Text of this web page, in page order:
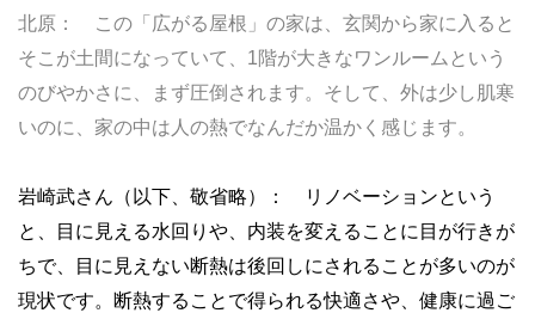
北原： この「広がる屋根」の家は、玄関から家に入ると
そこが土間になっていて、1階が大きなワンルームという
のびやかさに、まず圧倒されます。そして、外は少し肌寒
いのに、家の中は人の熱でなんだか温かく感じます。
岩崎武さん（以下、敬省略）： リノベーションという
と、目に見える水回りや、内装を変えることに目が行きが
ちで、目に見えない断熱は後回しにされることが多いのが
現状です。断熱することで得られる快適さや、健康に過ご